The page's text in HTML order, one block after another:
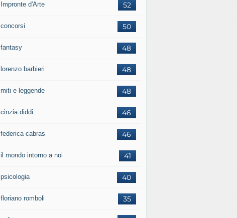
52
Impronte d'Arte
50
concorsi
48
fantasy
48
lorenzo barbieri
48
miti e leggende
46
cinzia diddi
46
federica cabras
41
il mondo intorno a noi
40
psicologia
35
floriano romboli